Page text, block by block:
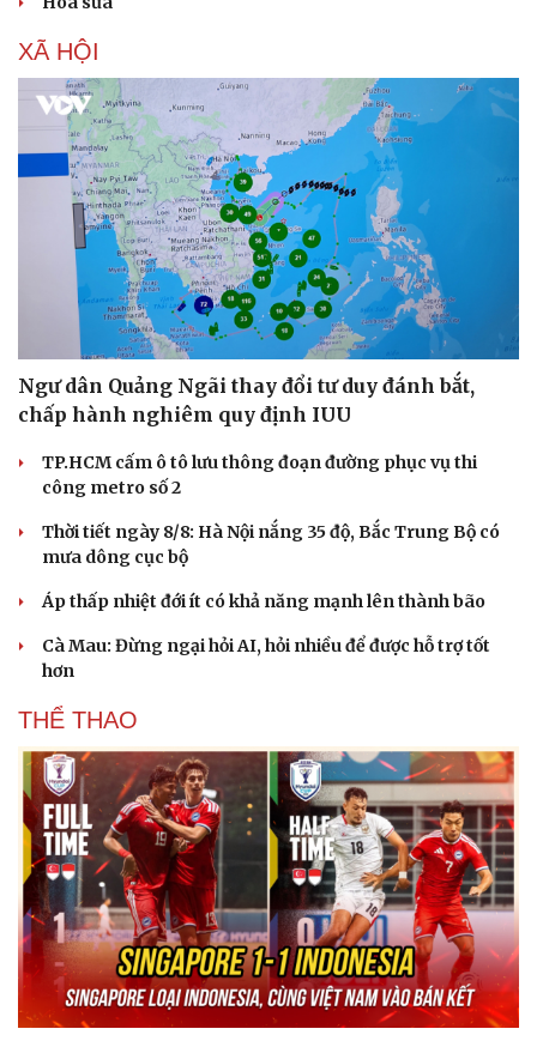
Văn hóa
Sân khấu - Điện ảnh
Văn học
Âm nhạc
Di sản
Giải trí
Nghệ sĩ
Thời trang
Sao Việt
XÃ HỘI
Ngư dân Quảng Ngãi thay đổi tư duy đánh bắt,
chấp hành nghiêm quy định IUU
TP.HCM cấm ô tô lưu thông đoạn đường phục vụ thi
công metro số 2
Thời tiết ngày 8/8: Hà Nội nắng 35 độ, Bắc Trung Bộ có
mưa dông cục bộ
Áp thấp nhiệt đới ít có khả năng mạnh lên thành bão
Cà Mau: Đừng ngại hỏi AI, hỏi nhiều để được hỗ trợ tốt
hơn
THỂ THAO